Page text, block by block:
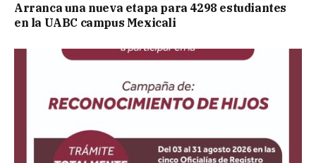
Arranca una nueva etapa para 4298 estudiantes
en la UABC campus Mexicali